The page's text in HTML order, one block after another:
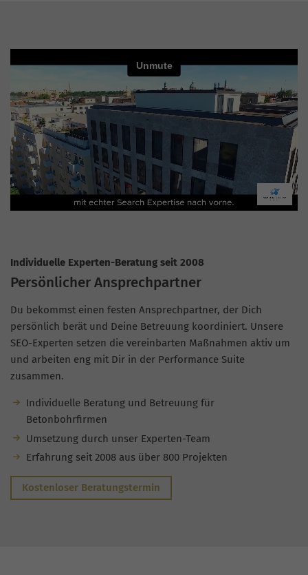
Individuelle Experten-Beratung seit 2008
Persönlicher Ansprechpartner
Du bekommst einen festen Ansprechpartner, der Dich
persönlich berät und Deine Betreuung koordiniert. Unsere
SEO-Experten setzen die vereinbarten Maßnahmen aktiv um
und arbeiten eng mit Dir in der Performance Suite
zusammen.
Individuelle Beratung und Betreuung für
Betonbohrfirmen
Umsetzung durch unser Experten-Team
Erfahrung seit 2008 aus über 800 Projekten
Kostenloser Beratungstermin